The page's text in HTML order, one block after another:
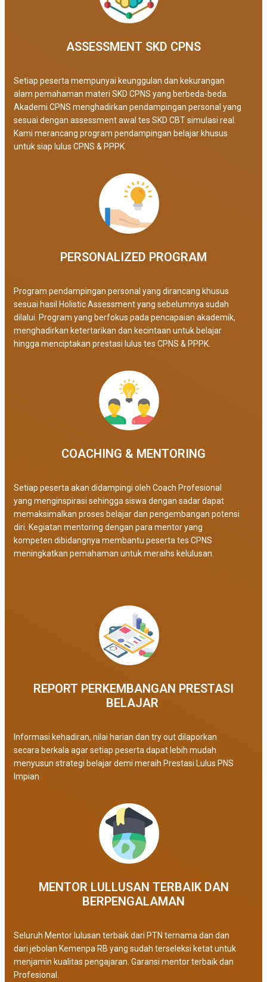
ASSESSMENT SKD CPNS
Setiap peserta mempunyai keunggulan dan kekurangan
alam pemahaman materi SKD CPNS yang berbeda-beda.
Akademi CPNS menghadirkan pendampingan personal yang
sesuai dengan assessment awal tes SKD CBT simulasi real.
Kami merancang program pendampingan belajar khusus
untuk siap lulus CPNS & PPPK.
PERSONALIZED PROGRAM​
Program pendampingan personal yang dirancang khusus
sesuai hasil Holistic Assessment yang sebelumnya sudah
dilalui. Program yang berfokus pada pencapaian akademik,
menghadirkan ketertarikan dan kecintaan untuk belajar
hingga menciptakan prestasi lulus tes CPNS & PPPK.
COACHING & MENTORING
Setiap peserta akan didampingi oleh Coach Profesional
yang menginspirasi sehingga siswa dengan sadar dapat
memaksimalkan proses belajar dan pengembangan potensi
diri. Kegiatan mentoring dengan para mentor yang
kompeten dibidangnya membantu peserta tes CPNS
meningkatkan pemahaman untuk meraihs kelulusan.
REPORT PERKEMBANGAN PRESTASI
BELAJAR ​
Informasi kehadiran, nilai harian dan try out dilaporkan
secara berkala agar setiap peserta dapat lebih mudah
menyusun strategi belajar demi meraih Prestasi Lulus PNS
Impian
MENTOR LULLUSAN TERBAIK DAN
BERPENGALAMAN
Seluruh Mentor lulusan terbaik dari PTN ternama dan dan
dari jebolan Kemenpa RB yang sudah terseleksi ketat untuk
menjamin kualitas pengajaran. Garansi mentor terbaik dan
Profesional.